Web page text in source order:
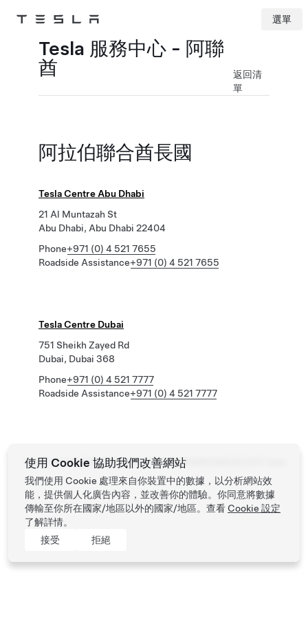
Tesla 選單
Tesla 服務中心 - 阿聯
酋
返回清
單
阿拉伯聯合酋長國
Tesla Centre Abu Dhabi
21 Al Muntazah St
Abu Dhabi, Abu Dhabi 22404
Phone+971 (0) 4 521 7655
Roadside Assistance+971 (0) 4 521 7655
Tesla Centre Dubai
751 Sheikh Zayed Rd
Dubai, Dubai 368
Phone+971 (0) 4 521 7777
Roadside Assistance+971 (0) 4 521 7777
Tesla ©2026 私隱及法律條款聯絡我們工作機會
使用 Cookie 協助我們改善網站
我們使用 Cookie 處理來自你裝置中的數據，以分析網站效
能，提供個人化廣告內容，並改善你的體驗。你同意將數據
傳輸至你所在國家/地區以外的國家/地區。查看 Cookie 設定
了解詳情。
接受
拒絕